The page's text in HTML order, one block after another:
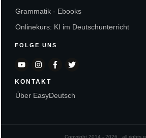
Grammatik - Ebooks
Onlinekurs: KI im Deutschunterricht
FOLGE UNS
KONTAKT
Über EasyDeutsch
Copyright 2014 - 2026
, all rights